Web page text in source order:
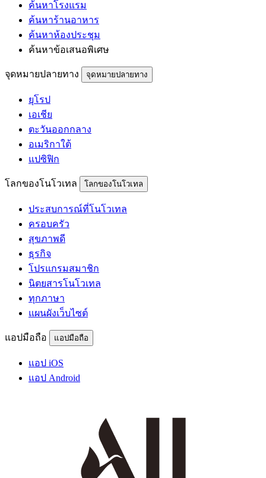
ค้นหาโรงแรม
ค้นหาร้านอาหาร
ค้นหาห้องประชุม
ค้นหาข้อเสนอพิเศษ
จุดหมายปลายทาง จุดหมายปลายทาง
ยุโรป
เอเชีย
ตะวันออกกลาง
อเมริกาใต้
แปซิฟิก
โลกของโนโวเทล โลกของโนโวเทล
ประสบการณ์ที่โนโวเทล
ครอบครัว
สุขภาพดี
ธุรกิจ
โปรแกรมสมาชิก
นิตยสารโนโวเทล
ทุกภาษา
แผนผังเว็บไซต์
แอปมือถือ แอปมือถือ
แอป iOS
แอป Android